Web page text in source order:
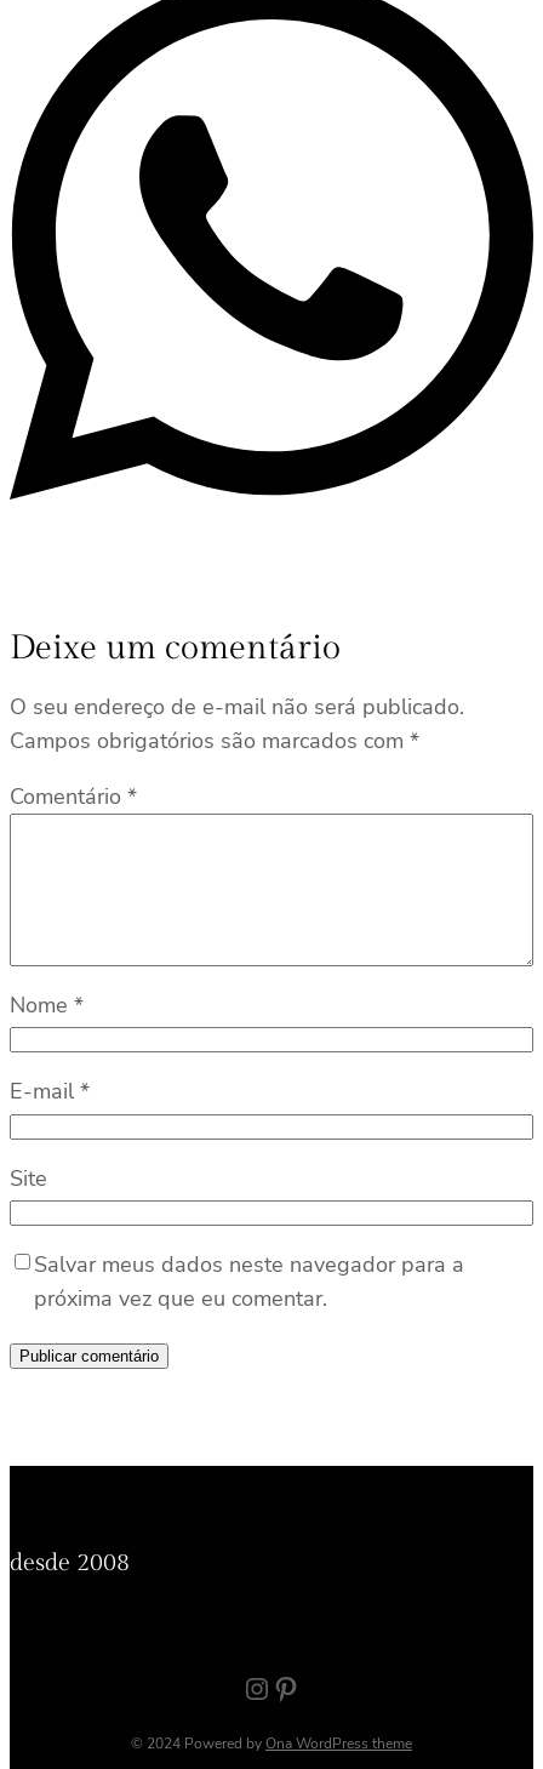
Deixe um comentário
O seu endereço de e-mail não será publicado.
Campos obrigatórios são marcados com *
Comentário *
Nome *
E-mail *
Site
Salvar meus dados neste navegador para a
próxima vez que eu comentar.
desde 2008
Instagram Pinterest
© 2024 Powered byOna WordPress theme